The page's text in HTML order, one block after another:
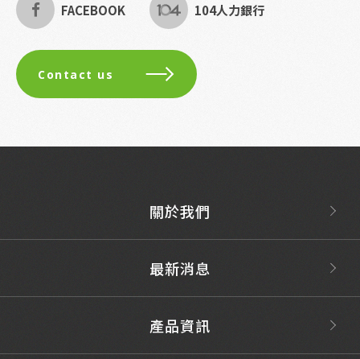
FACEBOOK 104人力銀行
Contact us
關於我們
最新消息
產品資訊